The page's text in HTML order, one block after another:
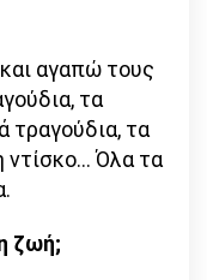
αγαπώ τους
τα
τραγούδια, τα
ντίσκο… Όλα τα
ζωή;